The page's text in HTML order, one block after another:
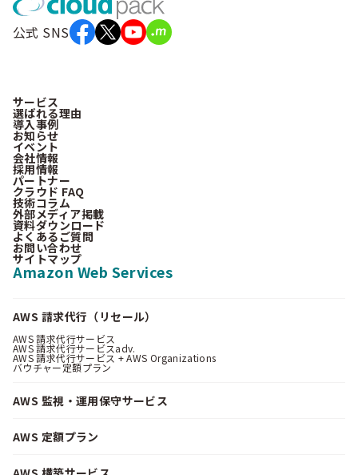
公式 SNS
サービス
選ばれる理由
導入事例
お知らせ
イベント
会社情報
採用情報
パートナー
クラウド FAQ
技術コラム
外部メディア掲載
資料ダウンロード
よくあるご質問
お問い合わせ
サイトマップ
Amazon Web Services
AWS 請求代行（リセール）
AWS 請求代行サービス
AWS 請求代行サービスadv.
AWS 請求代行サービス + AWS Organizations
バウチャー定額プラン
AWS 監視・運用保守サービス
AWS 定額プラン